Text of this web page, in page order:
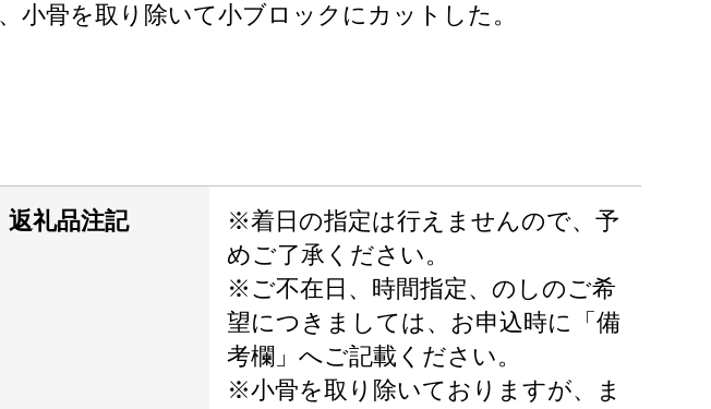
小骨を取り除いて小ブロックにカットした。
返礼品注記
※着日の指定は行えませんので、予
めご了承ください。
※ご不在日、時間指定、のしのご希
望につきましては、お申込時に「備
考欄」へご記載ください。
※小骨を取り除いておりますが、ま